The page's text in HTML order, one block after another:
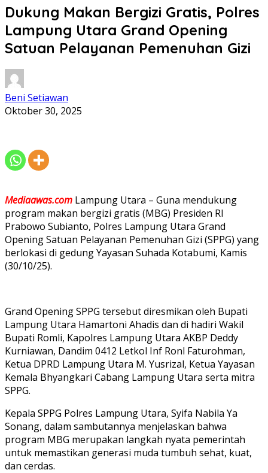
Dukung Makan Bergizi Gratis, Polres
Lampung Utara Grand Opening
Satuan Pelayanan Pemenuhan Gizi
Beni Setiawan
Oktober 30, 2025
Mediaawas.com Lampung Utara – Guna mendukung
program makan bergizi gratis (MBG) Presiden RI
Prabowo Subianto, Polres Lampung Utara Grand
Opening Satuan Pelayanan Pemenuhan Gizi (SPPG) yang
berlokasi di gedung Yayasan Suhada Kotabumi, Kamis
(30/10/25).
Grand Opening SPPG tersebut diresmikan oleh Bupati
Lampung Utara Hamartoni Ahadis dan di hadiri Wakil
Bupati Romli, Kapolres Lampung Utara AKBP Deddy
Kurniawan, Dandim 0412 Letkol Inf Ronl Faturohman,
Ketua DPRD Lampung Utara M. Yusrizal, Ketua Yayasan
Kemala Bhyangkari Cabang Lampung Utara serta mitra
SPPG.
Kepala SPPG Polres Lampung Utara, Syifa Nabila Ya
Sonang, dalam sambutannya menjelaskan bahwa
program MBG merupakan langkah nyata pemerintah
untuk memastikan generasi muda tumbuh sehat, kuat,
dan cerdas.